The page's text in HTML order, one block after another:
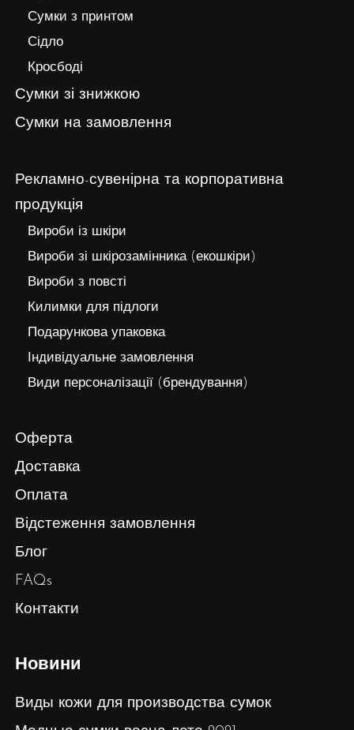
Сумки з принтом
Сідло
Кросбоді
Сумки зі знижкою
Сумки на замовлення
Рекламно-сувенірна та корпоративна
продукція
Вироби із шкіри
Вироби зі шкірозамінника (екошкіри)
Вироби з повсті
Килимки для підлоги
Подарункова упаковка
Індивідуальне замовлення
Види персоналізації (брендування)
Оферта
Доставка
Оплата
Відстеження замовлення
Блог
FAQs
Контакти
Новини
Виды кожи для производства сумок